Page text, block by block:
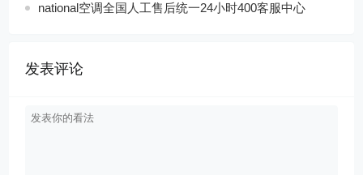
national空调全国人工售后统一24小时400客服中心
发表评论